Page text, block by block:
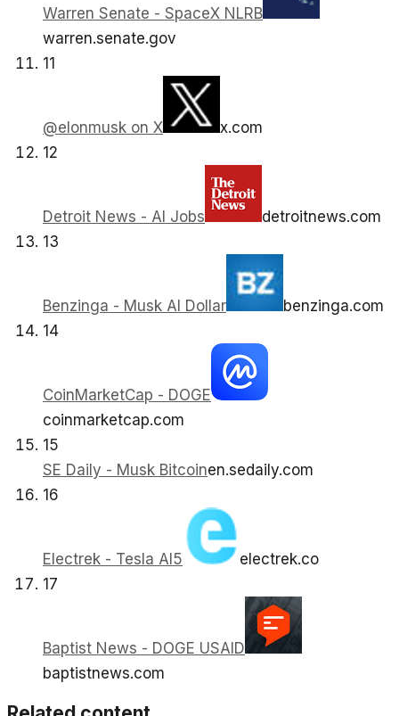
Warren Senate - SpaceX NLRB
warren.senate.gov
11
@elonmusk on X
x.com
12
Detroit News - AI Jobs
detroitnews.com
13
Benzinga - Musk AI Dollar
benzinga.com
14
CoinMarketCap - DOGE
coinmarketcap.com
15
SE Daily - Musk Bitcoin
electrek.co
Baptist News - DOGE USAID